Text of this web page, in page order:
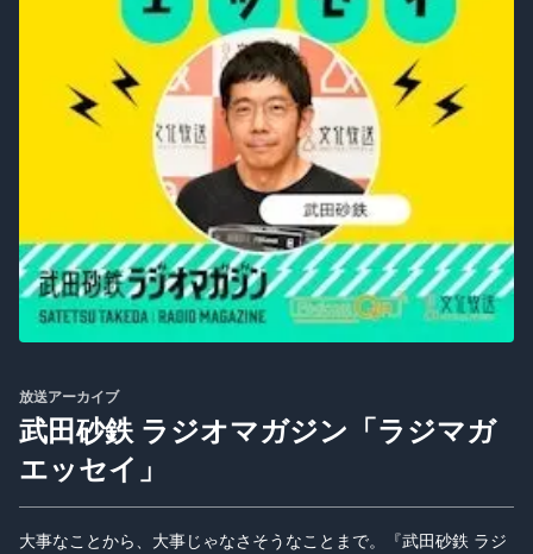
放送アーカイブ
武田砂鉄 ラジオマガジン「ラジマガ
エッセイ」
大事なことから、大事じゃなさそうなことまで。『武田砂鉄 ラジ